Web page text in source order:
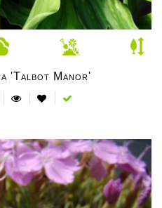
'Talbot Manor'